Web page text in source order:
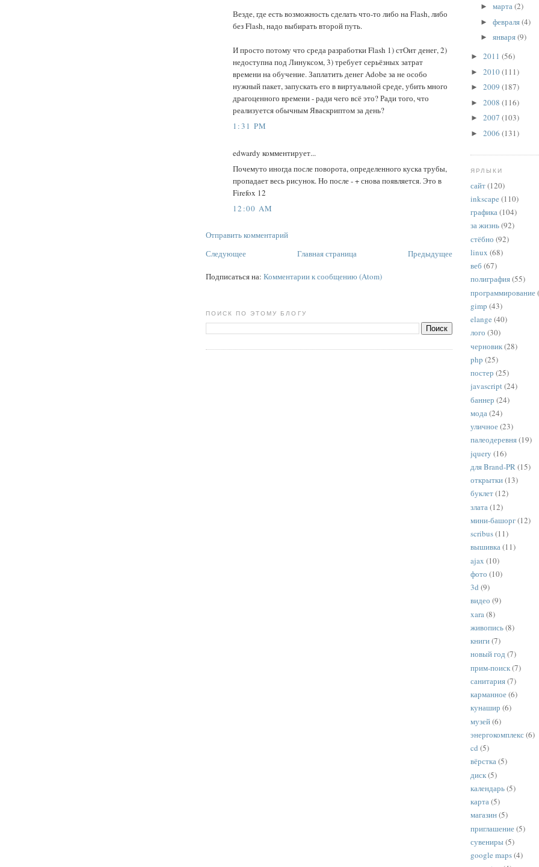
Везде, где есть возможность сделать что-то либо на Flash, либо
без Flash, надо выбирать второй путь.
И просто потому что среда разработки Flash 1) стОит денег, 2)
недоступна под Линуксом, 3) требует серьёзных затрат
времени на обучение. Заплатить денег Adobe за не особо
нужный пакет, запускать его в виртуальной среде, убить много
драгоценного времени - ради чего всё это? Ради того, что
реализуется обычным Яваскриптом за день?
1:31 PM
edwardy комментирует...
Почемуто иногда после поворота, определенного куска трубы,
пропадает весь рисунок. Но после - + снова появляется. Это в
Firefox 12
12:00 AM
Отправить комментарий
Следующее
Предыдущее
Главная страница
Подписаться на: Комментарии к сообщению (Atom)
ПОИСК ПО ЭТОМУ БЛОГУ
► марта(2)
► февраля(4)
► января(9)
► 2011 (56)
► 2010(111)
► 2009 (187)
► 2008 (116)
► 2007 (103)
► 2006 (131)
ЯРЛЫКИ
сайт(120)
inkscape (110)
графика(104)
за жизнь(92)
стёбно (92)
linux (68)
веб (67)
полиграфия(55)
программирование
gimp (43)
elange (40)
лого (30)
черновик(28)
php (25)
постер (25)
javascript(24)
баннер (24)
мода(24)
уличное(23)
палеодеревня(19)
jquery (16)
для Brand-PR(15)
открытки(13)
буклет(12)
злата(12)
мини-башорг(12)
scribus(11)
вышивка(11)
ajax (10)
фото (10)
3d (9)
видео (9)
xara(8)
живопись(8)
книги(7)
новый год (7)
прим-поиск(7)
санитария(7)
карманное(6)
кунашир (6)
музей(6)
энергокомплекс(6)
cd (5)
вёрстка(5)
диск(5)
календарь(5)
карта(5)
магазин(5)
приглашение(5)
сувениры(5)
google maps(4)